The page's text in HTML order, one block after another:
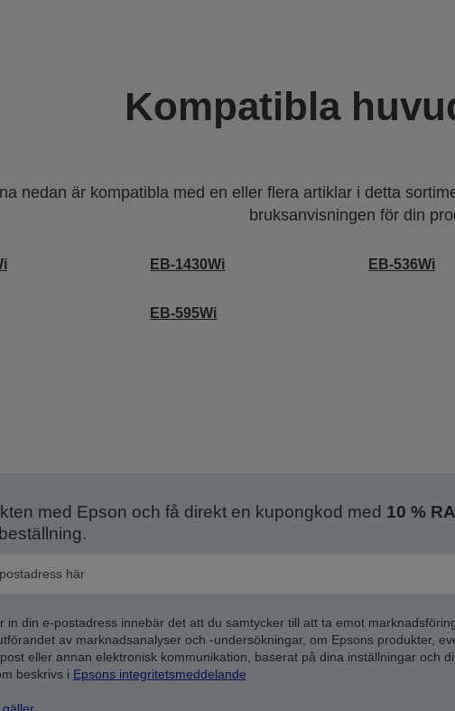
Kompatibla
nedan är kompatibla med en eller flera artiklar i detta
bruksanvisningen för din
EB-1430Wi EB-536Wi
EB-595Wi
med Epson och få direkt en kupongkod med 10 %
in din e-postadress innebär det att du samtycker till att ta emot
av marknadsanalyser och -undersökningar, om Epsons produkter,
eller annan elektronisk kommunikation, baserat på dina inställningar och
beskrivs i Epsons integritetsmeddelande